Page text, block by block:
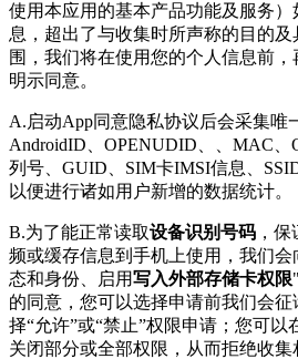
使用本应用的基本产品功能及服务
息，超出了与收集时所声称的目的
围，我们将在使用您的个人信息前
明示同意。
A.启动App同意隐私协议后会采集唯
AndroidID、OPENUDID、、MAC
列号、GUID、SIM卡IMSI信息、
以便进行诸如用户新增的数据统计。
B.为了能正常读取设备识别号码 ，
频或缓存信息到手机上使用，我们
态和身份、启用写入外部存储卡权限
的同意，您可以选择申请前我们会
择“允许”或“禁止”权限申请；您可
关闭部分或全部权限，从而拒绝收集